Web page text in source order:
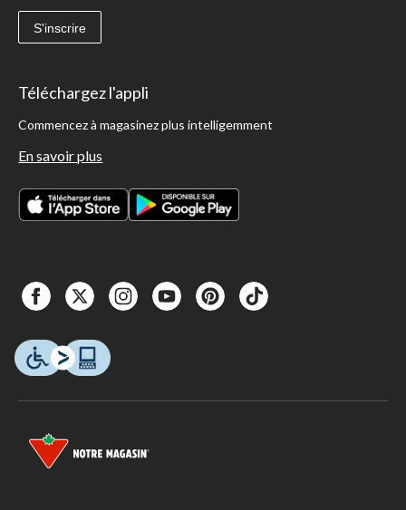
S'inscrire
Téléchargez l'appli
Commencez à magasinez plus intelligemment
En savoir plus